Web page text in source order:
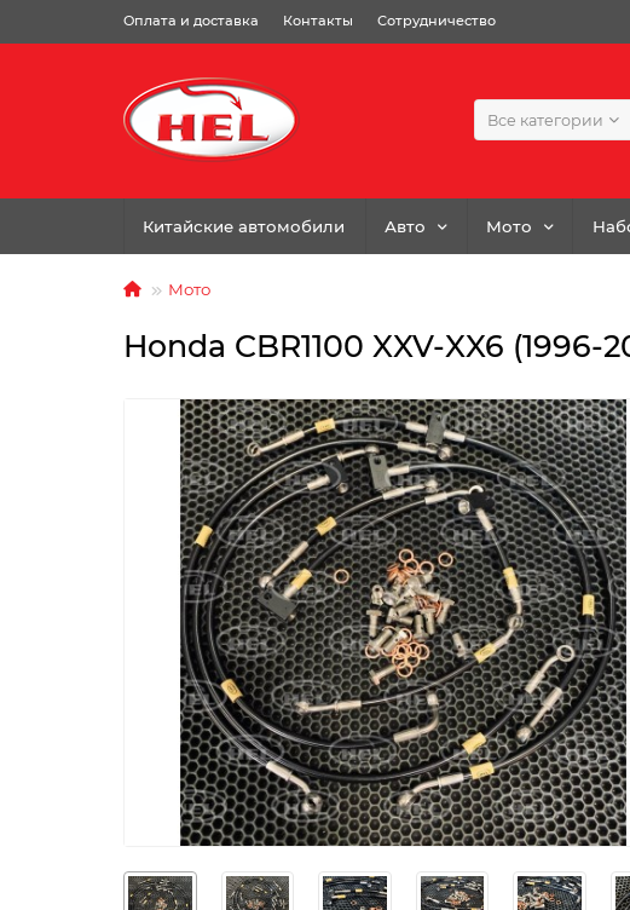
Оплата и доставка Контакты Сотрудничество
Все категории
Китайские автомобили Авто Мото
Мото
Honda CBR1100 XXV-XX6 (1996-